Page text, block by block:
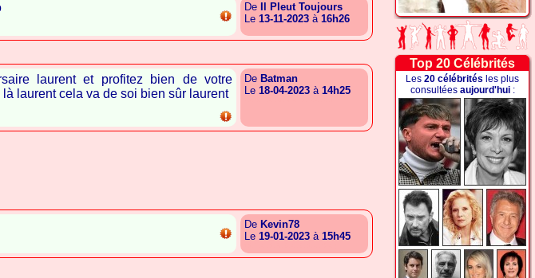
De
Il Pleut Toujours
Le 13-11-2023 à 16h26
laurent et profitez bien de votre
laurent cela va de soi bien sûr laurent
De Batman
Le 18-04-2023 à 14h25
De Kevin78
Le 19-01-2023 à 15h45
Top 20 Célébrités
Les 20 célébrités les plus
consultées aujourd'hui: